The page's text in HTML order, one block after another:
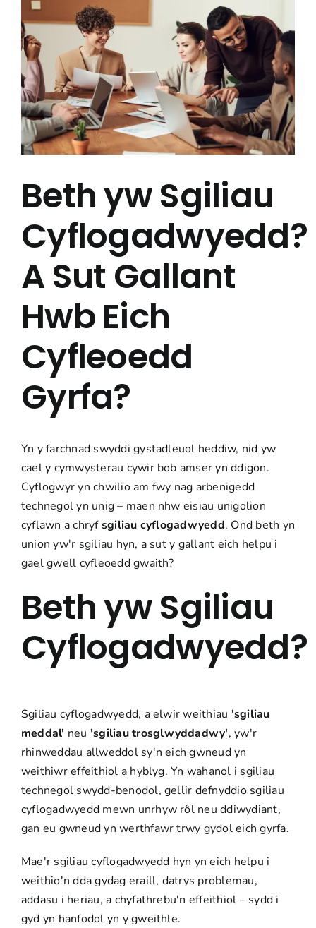
Archebwch Demo
Mwy
Beth yw Sgiliau
Cyflogadwyedd?
A Sut Gallant
Hwb Eich
Cyfleoedd
Gyrfa?
Yn y farchnad swyddi gystadleuol heddiw, nid yw
cael y cymwysterau cywir bob amser yn ddigon.
Cyflogwyryn chwilio am fwy nag arbenigedd
technegol yn unig – maen nhw eisiau unigolion
cyflawn a chryfsgiliau cyflogadwyedd. Ond beth yn
union yw'r sgiliau hyn, a sut y gallant eich helpu i
gael gwell cyfleoedd gwaith?
Beth yw Sgiliau
Cyflogadwyedd?
Sgiliau cyflogadwyedd, a elwir weithiau 'sgiliau
meddal' neu 'sgiliau trosglwyddadwy', yw'r
rhinweddau allweddol sy'n eich gwneud yn
weithiwr effeithiol a hyblyg. Yn wahanol i sgiliau
technegol swydd-benodol, gellir defnyddio sgiliau
cyflogadwyedd mewn unrhyw rôl neu ddiwydiant,
gan eu gwneud yn werthfawr trwy gydol eich gyrfa.
Mae'r sgiliau cyflogadwyedd hyn yn eich helpu i
weithio'n dda gydag eraill, datrys problemau,
addasu i heriau, a chyfathrebu'n effeithiol – sydd i
gyd yn hanfodol yn y gweithle.